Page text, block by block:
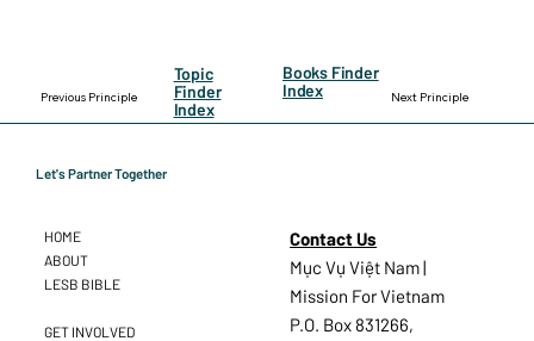
Previous Principle
Topic
Finder
Index
Books Finder
Index
Next Principle
Let's Partner Together
Contact Us
Mục Vụ Việt Nam |
Mission For Vietnam
P.O. Box 831266,
HOME
ABOUT
LESB BIBLE
GET INVOLVED